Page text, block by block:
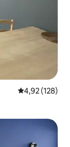
4,92 (128)